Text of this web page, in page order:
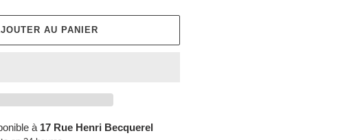
AU PANIER
à 17 Rue Henri Becquerel